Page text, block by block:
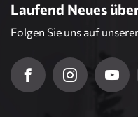
Laufend Neues
Folgen Sie uns auf